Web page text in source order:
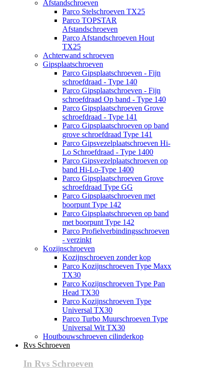
Afstandschroeven
Parco Stelschroeven TX25
Parco TOPSTAR
Afstandschroeven
Parco Afstandschroeven Hout
TX25
Achterwand schroeven
Gipsplaatschroeven
Parco Gipsplaatschroeven - Fijn
schroefdraad - Type 140
Parco Gipsplaatschroeven - Fijn
schroefdraad Op band - Type 140
Parco Gipsplaatschroeven Grove
schroefdraad - Type 141
Parco Gipsplaatschroeven op band
grove schroefdraad Type 141
Parco Gipsvezelplaatschroeven Hi-
Lo Schroefdraad - Type 1400
Parco Gipsvezelplaatschroeven op
band Hi-Lo-Type 1400
Parco Gipsplaatschroeven Grove
schroefdraad Type GG
Parco Gipsplaatschroeven met
boorpunt Type 142
Parco Gipsplaatschroeven op band
met boorpunt Type 142
Parco Profielverbindingsschroeven
- verzinkt
Kozijnschroeven
Kozijnschroeven zonder kop
Parco Kozijnschroeven Type Maxx
TX30
Parco Kozijnschroeven Type Pan
Head TX30
Parco Kozijnschroeven Type
Universal TX30
Parco Turbo Muurschroeven Type
Universal Wit TX30
Houtbouwschroeven cilinderkop
Rvs Schroeven
In Rvs Schroeven